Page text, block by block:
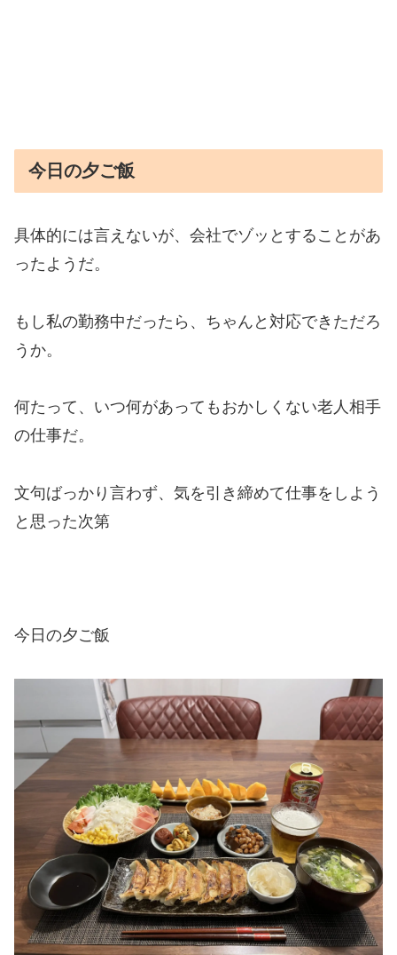
今日の夕ご飯
具体的には言えないが、会社でゾッとすることがあ
ったようだ。
もし私の勤務中だったら、ちゃんと対応できただろ
うか。
何たって、いつ何があってもおかしくない老人相手
の仕事だ。
文句ばっかり言わず、気を引き締めて仕事をしよう
と思った次第
今日の夕ご飯